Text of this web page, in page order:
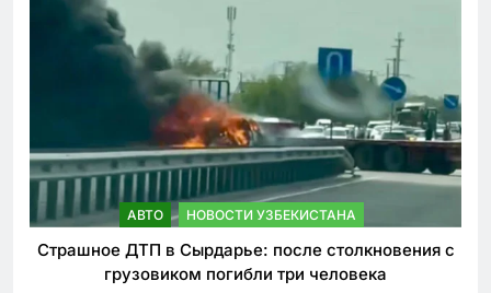
АВТО НОВОСТИ УЗБЕКИСТАНА
Страшное ДТП в Сырдарье: после столкновения с
грузовиком погибли три человека